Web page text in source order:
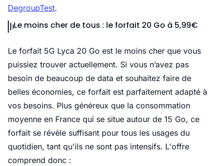
DegroupTest.
Le moins cher de tous : le forfait 20 Go à 5,99€
Le forfait 5G Lyca 20 Go est le moins cher que vous
puissiez trouver actuellement. Si vous n’avez pas
besoin de beaucoup de data et souhaitez faire de
belles économies, ce forfait est parfaitement adapté à
vos besoins. Plus généreux que la consommation
moyenne en France qui se situe autour de 15 Go, ce
forfait se révèle suffisant pour tous les usages du
quotidien, tant qu'ils ne sont pas intensifs. L'offre
comprend donc :